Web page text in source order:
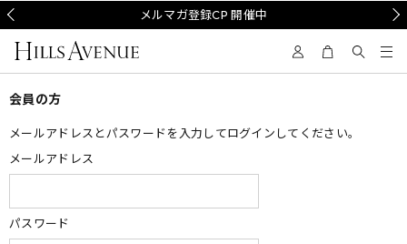
メルマガ登録CP 開催中
会員の方
メールアドレスとパスワードを入力してログインしてください。
メールアドレス
パスワード